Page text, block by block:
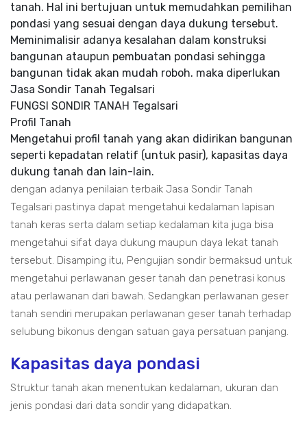
tanah. Hal ini bertujuan untuk memudahkan pemilihan
pondasi yang sesuai dengan daya dukung tersebut.
Meminimalisir adanya kesalahan dalam konstruksi
bangunan ataupun pembuatan pondasi sehingga
bangunan tidak akan mudah roboh. maka diperlukan
Jasa Sondir Tanah Tegalsari
FUNGSI SONDIR TANAH Tegalsari
Profil Tanah
Mengetahui profil tanah yang akan didirikan bangunan
seperti kepadatan relatif (untuk pasir), kapasitas daya
dukung tanah dan lain-lain.
dengan adanya penilaian terbaik Jasa Sondir Tanah
Tegalsari pastinya dapat mengetahui kedalaman lapisan
tanah keras serta dalam setiap kedalaman kita juga bisa
mengetahui sifat daya dukung maupun daya lekat tanah
tersebut. Disamping itu, Pengujian sondir bermaksud untuk
mengetahui perlawanan geser tanah dan penetrasi konus
atau perlawanan dari bawah. Sedangkan perlawanan geser
tanah sendiri merupakan perlawanan geser tanah terhadap
selubung bikonus dengan satuan gaya persatuan panjang.
Kapasitas daya pondasi
Struktur tanah akan menentukan kedalaman, ukuran dan
jenis pondasi dari data sondir yang didapatkan.